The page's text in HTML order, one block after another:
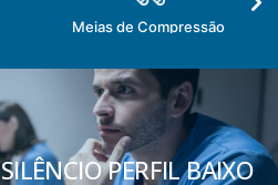
Meias de Compressão
PERFIL BAIXO